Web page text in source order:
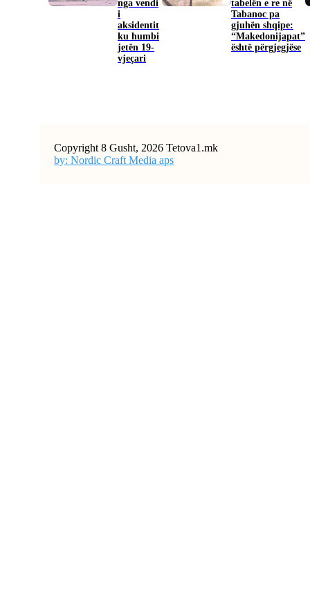
nga vendi
i
aksidentit
ku humbi
jetën 19-
vjeçari
tabelën e re në
Tabanoc pa
gjuhën shqipe:
“Makedonijapat”
është përgjegjëse
Copyright 8 Gusht, 2026 Tetova1.mk
by: Nordic Craft Media aps